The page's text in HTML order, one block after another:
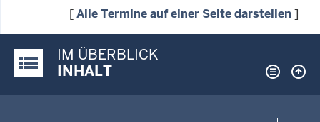
[Alle Termine auf einer Seite darstellen ]
Justiz-Portal im Überblick:
IM ÜBERBLICK
INHALT